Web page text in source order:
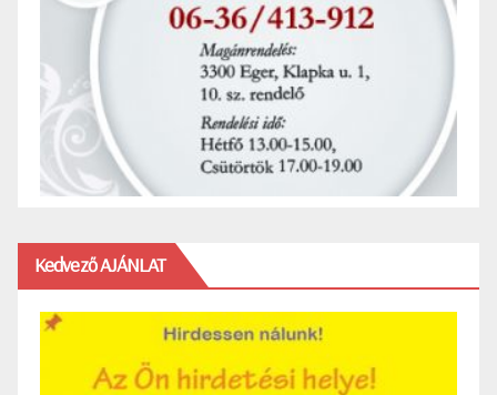
Kedvező AJÁNLAT